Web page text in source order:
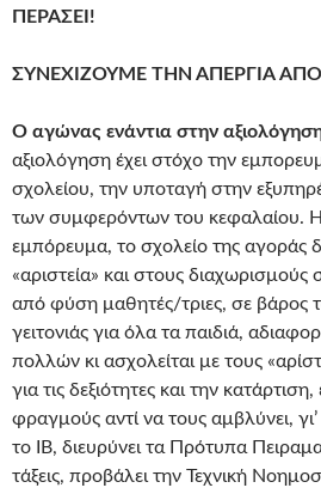
ΠΕΡΑΣΕΙ!
ΣΥΝΕΧΙΖΟΥΜΕ ΤΗΝ ΑΠΕΡΓΙΑ
Ο αγώνας ενάντια στην αξιολόγηση
αξιολόγηση έχει στόχο την
σχολείου, την υποταγή στην
των συμφερόντων του κεφαλαίου.
εμπόρευμα, το σχολείο της αγοράς
«αριστεία» και στους διαχωρισμούς
από φύση μαθητές/τριες, σε βάρος
γειτονιάς για όλα τα παιδιά,
πολλών κι ασχολείται με τους
για τις δεξιότητες και την
φραγμούς αντί να τους αμβλύνει,
το IB, διευρύνει τα Πρότυπα
τάξεις, προβάλει την Τεχνική